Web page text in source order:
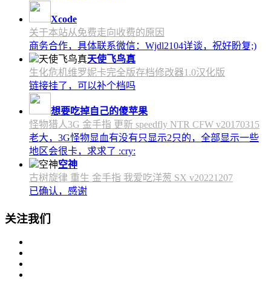
Xcode
关于本站从免费走向收费的原因
商务合作，具体联系微信：Wjdl2104详谈，祝好盼复;)
天使飞鸟真
生化危机维罗妮卡完全版存档修改器1.0汉化版
链接挂了，可以补个档吗
想要吃掉自己的傻苹果
怪物猎人3G 金手指 更新 speedfly NTR CFW v20170315
老大，3G怪物显血有没有只显示2只的，全部显示一些
地区会很卡，求求了 :cry:
空神
古树旋律 重生 金手指 我爱吃洋葱 SX v20221207
已确认，感谢
关注我们